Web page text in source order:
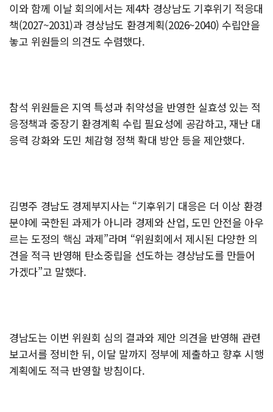
이와 함께 이날 회의에서는 제4차 경상남도 기후위기 적응대
책(2027~2031)과 경상남도 환경계획(2026~2040) 수립안을
놓고 위원들의 의견도 수렴했다.
참석 위원들은 지역 특성과 취약성을 반영한 실효성 있는 적
응정책과 중장기 환경계획 수립 필요성에 공감하고, 재난 대
응력 강화와 도민 체감형 정책 확대 방안 등을 제안했다.
김명주 경남도 경제부지사는 “기후위기 대응은 더 이상 환경
분야에 국한된 과제가 아니라 경제와 산업, 도민 안전을 아우
르는 도정의 핵심 과제”라며 “위원회에서 제시된 다양한 의
견을 적극 반영해 탄소중립을 선도하는 경상남도를 만들어
가겠다”고 말했다.
경남도는 이번 위원회 심의 결과와 제안 의견을 반영해 관련
보고서를 정비한 뒤, 이달 말까지 정부에 제출하고 향후 시행
계획에도 적극 반영할 방침이다.